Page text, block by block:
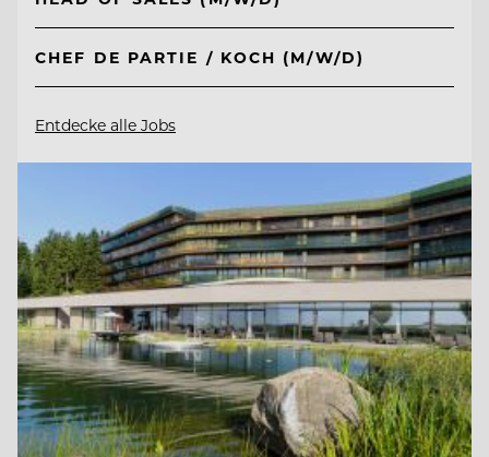
CHEF DE PARTIE / KOCH (M/W/D)
Entdecke alle Jobs